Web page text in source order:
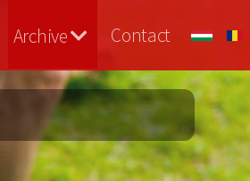
Archive Contact